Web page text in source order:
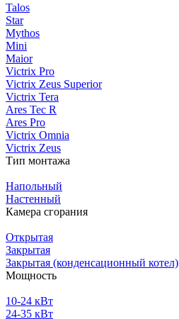
Talos
Star
Mythos
Mini
Maior
Victrix Pro
Victrix Zeus Superior
Victrix Tera
Ares Tec R
Ares Pro
Victrix Omnia
Victrix Zeus
Тип монтажа
Напольный
Настенный
Камера сгорания
Открытая
Закрытая
Закрытая (конденсационный котел)
Мощность
10-24 кВт
24-35 кВт